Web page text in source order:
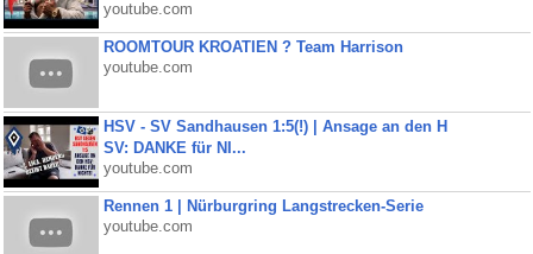
youtube.com
ROOMTOUR KROATIEN ? Team Harrison
youtube.com
HSV - SV Sandhausen 1:5(!) | Ansage an den H
SV: DANKE für NI...
youtube.com
Rennen 1 | Nürburgring Langstrecken-Serie
youtube.com